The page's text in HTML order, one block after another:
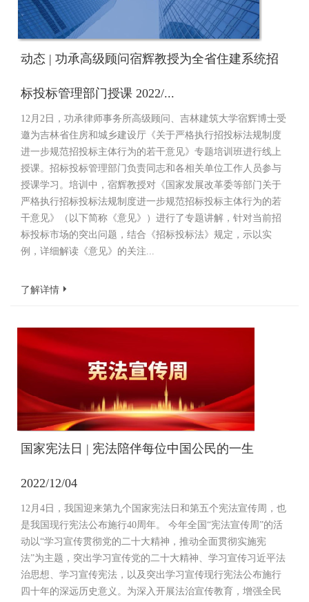
动态 | 功承高级顾问宿辉教授为全省住建系统招
标投标管理部门授课 2022/...
12月2日，功承律师事务所高级顾问、吉林建筑大学宿辉博士受
邀为吉林省住房和城乡建设厅《关于严格执行招投标法规制度
进一步规范招投标主体行为的若干意见》专题培训班进行线上
授课。招标投标管理部门负责同志和各相关单位工作人员参与
授课学习。培训中，宿辉教授对《国家发展改革委等部门关于
严格执行招标投标法规制度进一步规范招标投标主体行为的若
干意见》（以下简称《意见》）进行了专题讲解，针对当前招
标投标市场的突出问题，结合《招标投标法》规定，示以实
例，详细解读《意见》的关注...
了解详情
国家宪法日 | 宪法陪伴每位中国公民的一生
2022/12/04
12月4日，我国迎来第九个国家宪法日和第五个宪法宣传周，也
是我国现行宪法公布施行40周年。 今年全国“宪法宣传周”的活
动以“学习宣传贯彻党的二十大精神，推动全面贯彻实施宪
法”为主题，突出学习宣传党的二十大精神、学习宣传习近平法
治思想、学习宣传宪法，以及突出学习宣传现行宪法公布施行
四十年的深远历史意义。为深入开展法治宣传教育，增强全民